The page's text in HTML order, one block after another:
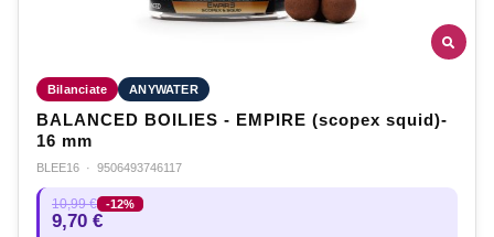
Bilanciate ANYWATER
BALANCED BOILIES - EMPIRE (scopex squid)-
16 mm
BLEE16 · 9506493746117
10,99 € -12%
9,70 €